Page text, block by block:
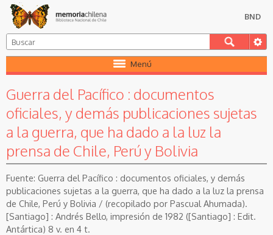
BND
Menú
Guerra del Pacífico : documentos
oficiales, y demás publicaciones sujetas
a la guerra, que ha dado a la luz la
prensa de Chile, Perú y Bolivia
Guerra del Pacífico : documentos oficiales, y demás
publicaciones sujetas a la guerra, que ha dado a la luz la prensa
de Chile, Perú y Bolivia / (recopilado por Pascual Ahumada).
[Santiago] : Andrés Bello, impresión de 1982 ([Santiago] : Edit.
Antártica) 8 v. en 4 t.